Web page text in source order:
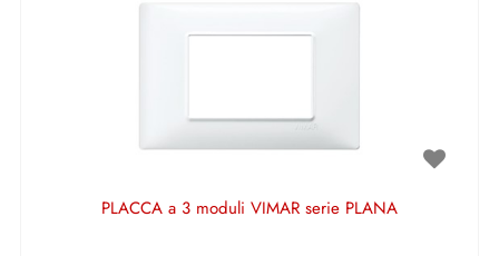
PLACCA a 3 moduli VIMAR serie PLANA